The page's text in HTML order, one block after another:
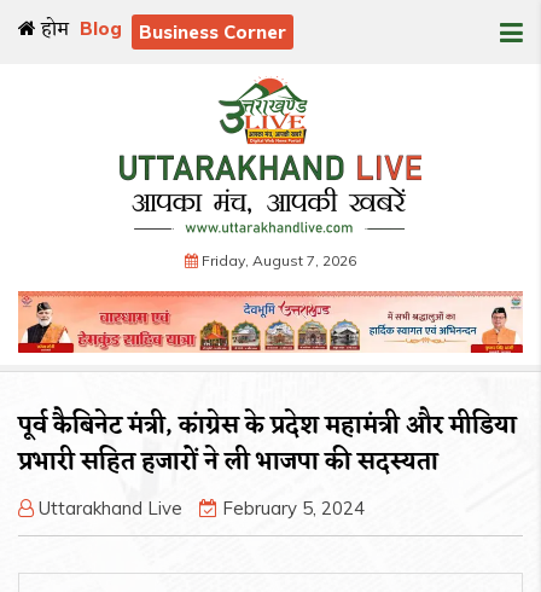
होम Blog Business Corner
Friday, August 7, 2026
पूर्व कैबिनेट मंत्री, कांग्रेस के प्रदेश महामंत्री और मीडिया
प्रभारी सहित हजारों ने ली भाजपा की सदस्यता
Uttarakhand Live February 5, 2024